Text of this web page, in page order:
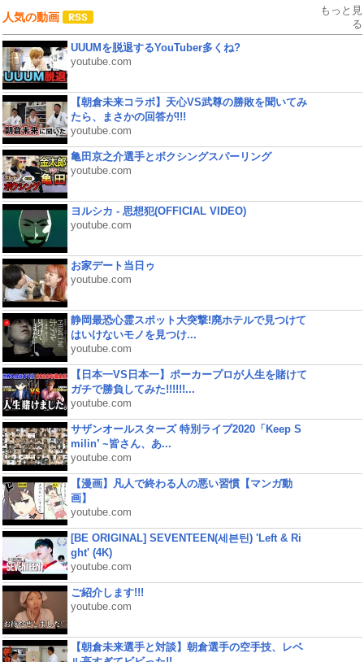
人気の動画
もっと見
る
UUUMを脱退するYouTuber多くね?
youtube.com
【朝倉未来コラボ】天心VS武尊の勝敗を聞いてみ
たら、まさかの回答が!!!
youtube.com
亀田京之介選手とボクシングスパーリング
youtube.com
ヨルシカ - 思想犯(OFFICIAL VIDEO)
youtube.com
お家デート当日ゥ
youtube.com
静岡最恐心霊スポット大突撃!廃ホテルで見つけて
はいけないモノを見つけ...
youtube.com
【日本一VS日本一】ポーカープロが人生を賭けて
ガチで勝負してみた!!!!!!...
youtube.com
サザンオールスターズ 特別ライブ2020「Keep S
milin’ ~皆さん、あ...
youtube.com
【漫画】凡人で終わる人の悪い習慣【マンガ動
画】
youtube.com
[BE ORIGINAL] SEVENTEEN(세븐틴) 'Left & Ri
ght' (4K)
youtube.com
ご紹介します!!!
youtube.com
【朝倉未来選手と対談】朝倉選手の空手技、レベ